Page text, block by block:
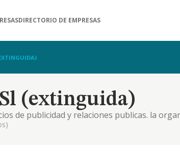
DIRECTORIO DE EMPRESAS
(extinguida)
de publicidad y relaciones publicas. la
como servicios de comidas en dichos actos,